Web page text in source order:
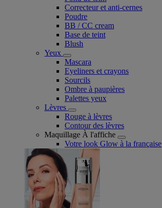
Correcteur et anti-cernes
Poudre
BB / CC cream
Base de teint
Blush
Yeux
Mascara
Eyeliners et crayons
Sourcils
Ombre à paupières
Palettes yeux
Lèvres
Rouge à lèvres
Contour des lèvres
Maquillage À l'affiche
Votre look Glow à la française